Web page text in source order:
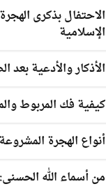
الاحتفال بذكرى
الإسلامية
الأذكار والأدعية بعد
كيفية فك المربوط
أنواع الهجرة
من أسماء الله